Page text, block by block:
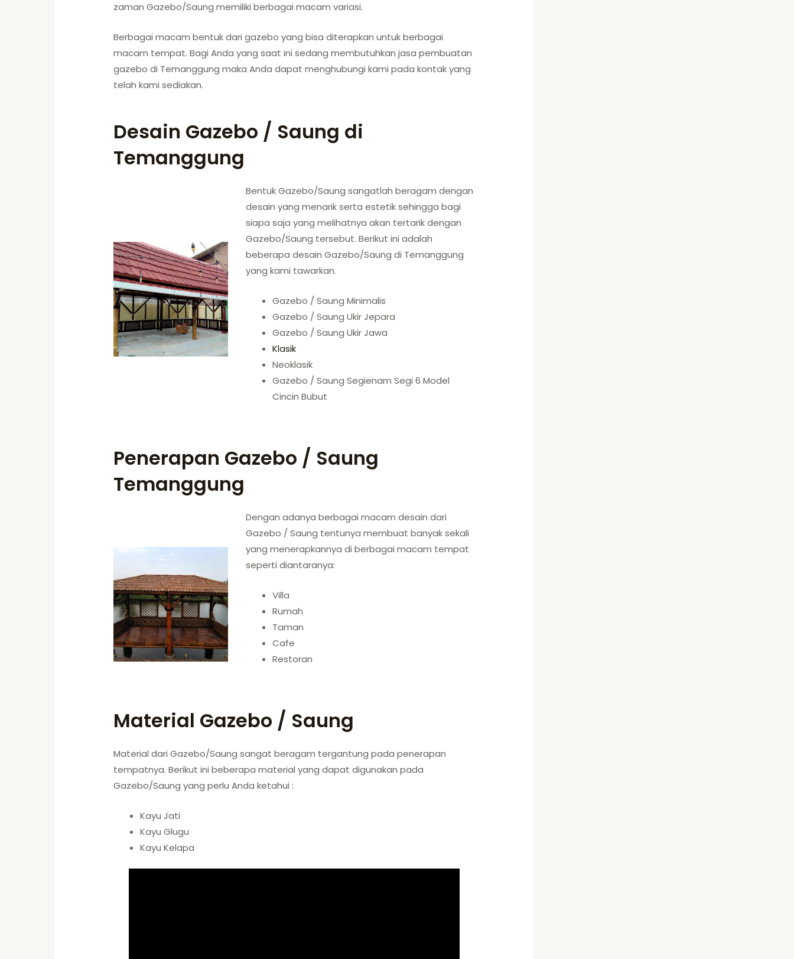
zaman Gazebo/Saung memiliki berbagai macam variasi.
Berbagai macam bentuk dari gazebo yang bisa diterapkan untuk berbagai
macam tempat. Bagi Anda yang saat ini sedang membutuhkan jasa pembuatan
gazebo di Temanggung maka Anda dapat menghubungi kami pada kontak yang
telah kami sediakan.
Desain Gazebo / Saung di
Temanggung
Bentuk Gazebo/Saung sangatlah beragam dengan
desain yang menarik serta estetik sehingga bagi
siapa saja yang melihatnya akan tertarik dengan
Gazebo/Saung tersebut. Berikut ini adalah
beberapa desain Gazebo/Saung di Temanggung
yang kami tawarkan.
Gazebo / Saung Minimalis
Gazebo / Saung Ukir Jepara
Gazebo / Saung Ukir Jawa
Klasik
Neoklasik
Gazebo / Saung Segienam Segi 6 Model
Cincin Bubut
Penerapan Gazebo / Saung
Temanggung
Dengan adanya berbagai macam desain dari
Gazebo / Saung tentunya membuat banyak sekali
yang menerapkannya di berbagai macam tempat
seperti diantaranya:
Villa
Rumah
Taman
Cafe
Restoran
Material Gazebo / Saung
Material dari Gazebo/Saung sangat beragam tergantung pada penerapan
tempatnya. Berikut ini beberapa material yang dapat digunakan pada
Gazebo/Saung yang perlu Anda ketahui :
Kayu Jati
Kayu Glugu
Kayu Kelapa